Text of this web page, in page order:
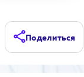
Поделиться